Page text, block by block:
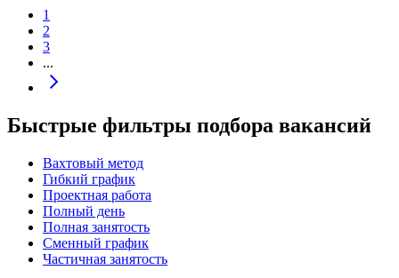
1
2
3
...
Быстрые фильтры подбора вакансий
Вахтовый метод
Гибкий график
Проектная работа
Полный день
Полная занятость
Сменный график
Частичная занятость